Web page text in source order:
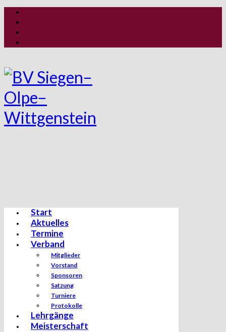
Start
Aktuelles
Termine
Verband
Mitglieder
Vorstand
Sponsoren
Satzung
Turniere
Protokolle
Lehrgänge
Meisterschaft